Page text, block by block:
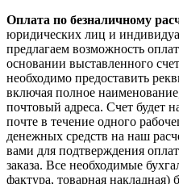
Оплата по безналичному
юридических лиц и
предлагаем возможность
основании выставленного
необходимо предоставить
включая полное
почтовый адреса. Счет будет
почте в течение одного
денежных средств на наш
вами для подтверждения
заказа. Все необходимые
фактура, товарная накладная)